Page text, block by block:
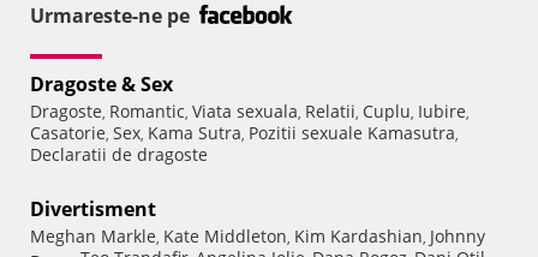
Urmareste-ne pe
Dragoste & Sex
Dragoste, Romantic, Viata sexuala, Relatii, Cuplu, Iubire,
Casatorie, Sex, Kama Sutra, Pozitii sexuale Kamasutra,
Declaratii de dragoste
Divertisment
Meghan Markle, Kate Middleton, Kim Kardashian, Johnny